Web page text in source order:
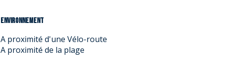
Environnement
Environnement
A proximité d'une Vélo-route
A proximité de la plage